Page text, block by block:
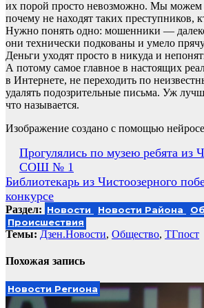
их порой просто невозможно. Мы можем
почему не находят таких преступников,
Нужно понять одно: мошенники —
они технически подкованы и умело
Деньги уходят просто в никуда и
А потому самое главное в настоящих
в Интернете, не переходить по
удалять подозрительные письма. Уж
что называется.
Изображение создано с помощью
Навигация
по
записям
Прогулялись по музею ребята из
СОШ № 1
Библиотекарь из Чистоозерного
конкурсе
Раздел: Новости Новости Района
Происшествия
Темы: Дзен.Новости, Общество, ТГпост
Похожая запись
Новости Региона